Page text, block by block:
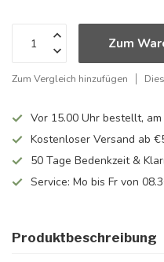
Zum
Zum Vergleich hinzufügen
Vor 15.00 Uhr bestellt,
Kostenloser Versand ab
50 Tage Bedenkzeit &
Service: Mo bis Fr von
Produktbeschreibung